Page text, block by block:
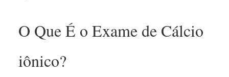
O Que É o Exame de Cálcio
iônico?